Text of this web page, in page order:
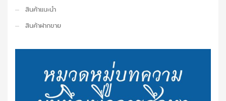
สินค้าแนะนำ
สินค้าฝากขาย